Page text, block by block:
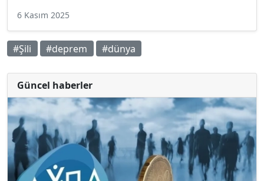
6 Kasım 2025
#Şili #deprem #dünya
Güncel haberler